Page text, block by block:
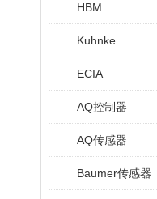
HBM
Kuhnke
ECIA
AQ控制器
AQ传感器
Baumer传感器